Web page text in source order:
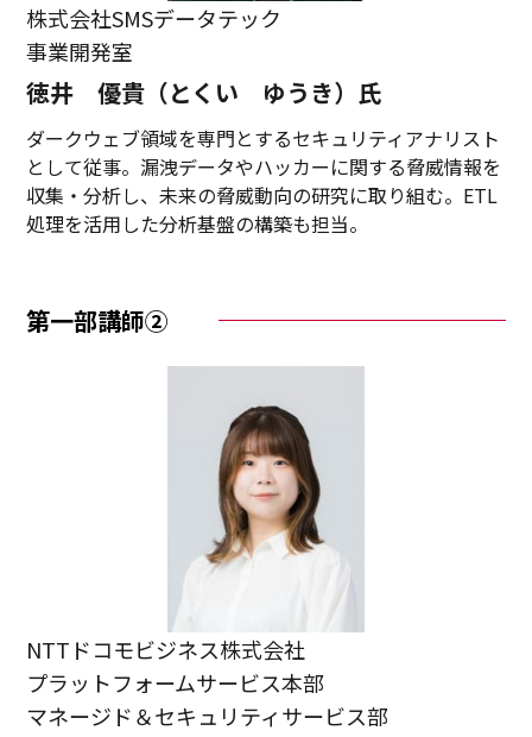
株式会社SMSデータテック
事業開発室
徳井 優貴（とくい ゆうき）氏
ダークウェブ領域を専門とするセキュリティアナリスト
として従事。漏洩データやハッカーに関する脅威情報を
収集・分析し、未来の脅威動向の研究に取り組む。ETL
処理を活用した分析基盤の構築も担当。
第一部講師②
NTTドコモビジネス株式会社
プラットフォームサービス本部
マネージド＆セキュリティサービス部